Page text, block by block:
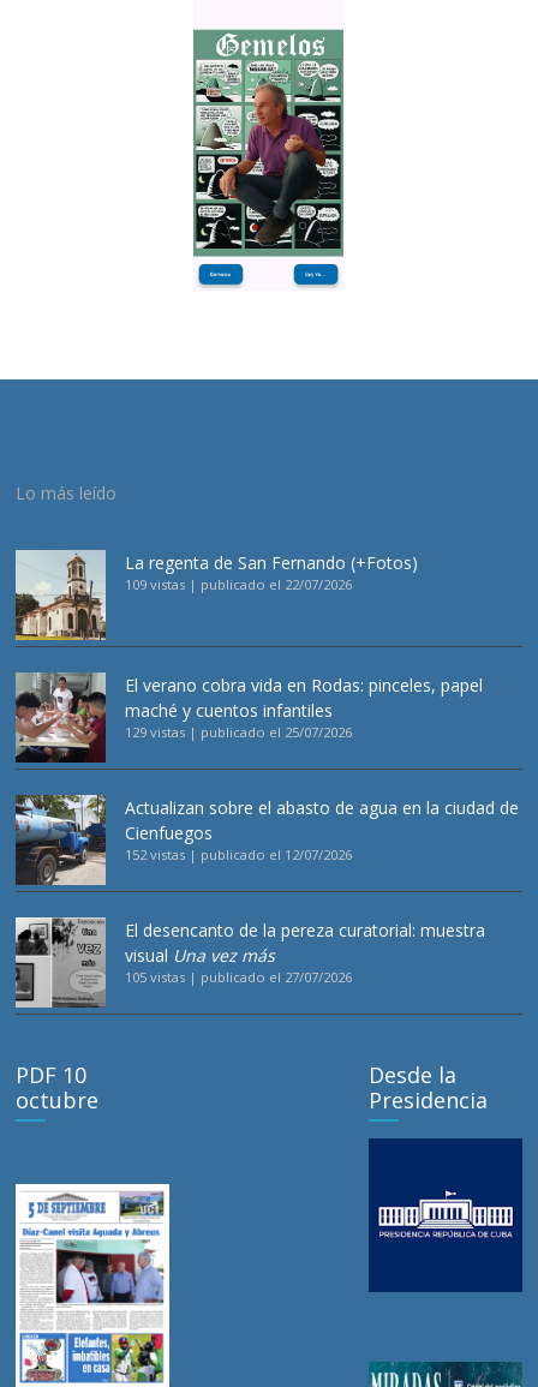
Lo más leído
La regenta de San Fernando (+Fotos)
109 vistas | publicado el 22/07/2026
El verano cobra vida en Rodas: pinceles, papel
maché y cuentos infantiles
129 vistas | publicado el 25/07/2026
Actualizan sobre el abasto de agua en la ciudad de
Cienfuegos
152 vistas | publicado el 12/07/2026
El desencanto de la pereza curatorial: muestra
visual Una vez más
105 vistas | publicado el 27/07/2026
PDF 10
octubre
Desde la
Presidencia